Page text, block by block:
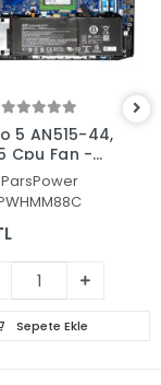
5 AN515-44,
Cpu Fan -
Ver.2
ParsPower
Sepete Ekle